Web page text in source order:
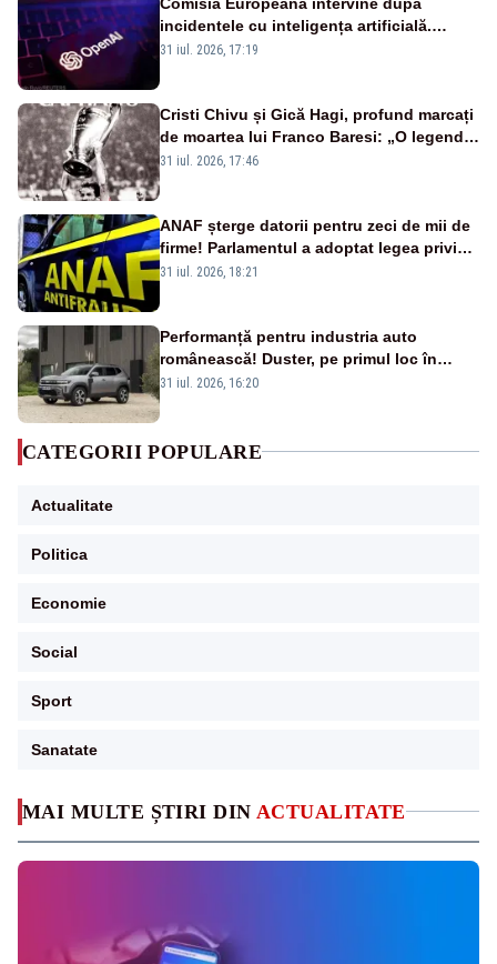
MAI MULTE ȘTIRI DIN ACTUALITATE
incidentele cu inteligența artificială.
OpenAI și Anthropic, vizate
31 iul. 2026, 17:19
Cristi Chivu și Gică Hagi, profund marcați
de moartea lui Franco Baresi: „O legendă
a fotbalului mondial”
31 iul. 2026, 17:46
ANAF șterge datorii pentru zeci de mii de
firme! Parlamentul a adoptat legea privind
amnistia fiscală
31 iul. 2026, 18:21
Performanță pentru industria auto
românească! Duster, pe primul loc în
topul vânzărilor din Ucraina
31 iul. 2026, 16:20
CATEGORII POPULARE
Actualitate
Politica
Economie
Social
Sport
Sanatate